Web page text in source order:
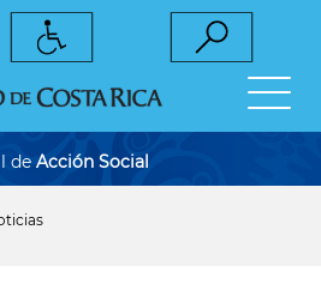
de Acción Social